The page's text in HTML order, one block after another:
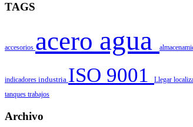
TAGS
accesorios acero agua
indicadores industria ISO 9001 Llegar
tanques trabajos
Archivo